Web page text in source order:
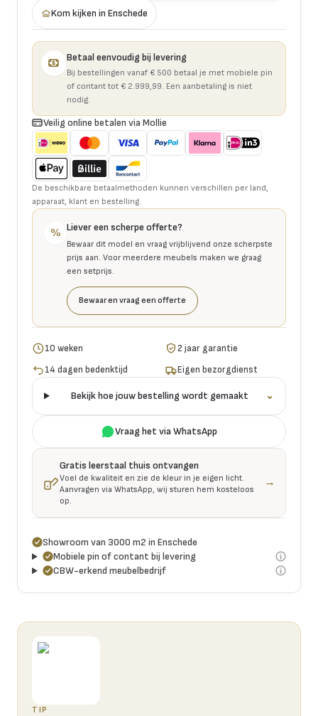
Kom kijken in Enschede
Betaal eenvoudig bij levering
Bij bestellingen vanaf € 500 betaal je met mobiele pin
of contant tot € 2.999,99. Een aanbetaling is niet
nodig.
Veilig online betalen via Mollie
De beschikbare betaalmethoden kunnen verschillen per land,
apparaat, klant en bestelling.
% Liever een scherpe offerte?
Bewaar dit model en vraag vrijblijvend onze scherpste
prijs aan. Voor meerdere meubels maken we graag
een setprijs.
Bewaar en vraag een offerte
10 weken
2 jaar garantie
14 dagen bedenktijd
Eigen bezorgdienst
Bekijk hoe jouw bestelling wordt gemaakt ⌄
Vraag het via WhatsApp
Gratis leerstaal thuis ontvangen
Voel de kwaliteit en zie de kleur in je eigen licht.
Aanvragen via WhatsApp, wij sturen hem kosteloos
op.
→
Showroom van 3000 m2 in Enschede
Mobiele pin of contant bij levering
CBW-erkend meubelbedrijf
TIP